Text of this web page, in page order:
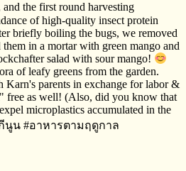
and the first round harvesting
of high-quality insect protein
briefly boiling the bugs, we removed
in a mortar with green mango and
salad with sour mango!
of leafy greens from the garden.
Karn's parents in exchange for labor &
free as well! (Also, did you know that
microplastics accumulated in the
กีนูน​ ​#อาหารตามฤดูกาล